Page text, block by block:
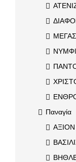
Παναγία
ΑΞΙΟΝ